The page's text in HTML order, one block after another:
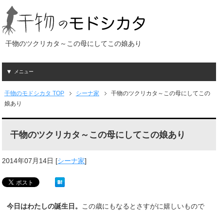
干物のツクリカタ～この母にしてこの娘あり
メニュー
干物のモドシカタ TOP シーナ家
干物のツクリカタ～この母にしてこの
娘あり
干物のツクリカタ～この母にしてこの娘あり
2014年07月14日 [シーナ家]
今日はわたしの誕生日。 この歳にもなるとさすがに嬉しいもので